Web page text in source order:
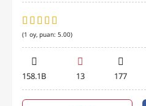
(1 oy, puan: 5.00)
158.1B 13 177